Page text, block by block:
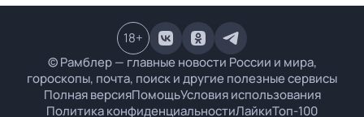
© Рамблер — главные новости России и мира,
гороскопы, почта, поиск и другие полезные сервисы
Полная версияПомощьУсловия использования
Политика конфиденциальностиЛайкиТоп-100
18+